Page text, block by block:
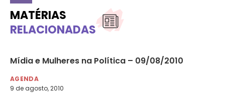
MATÉRIAS
RELACIONADAS
Mídia e Mulheres na Política – 09/08/2010
AGENDA
9 de agosto, 2010